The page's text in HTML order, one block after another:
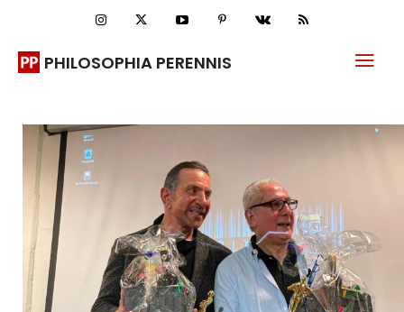
PHILOSOPHIA PERENNIS